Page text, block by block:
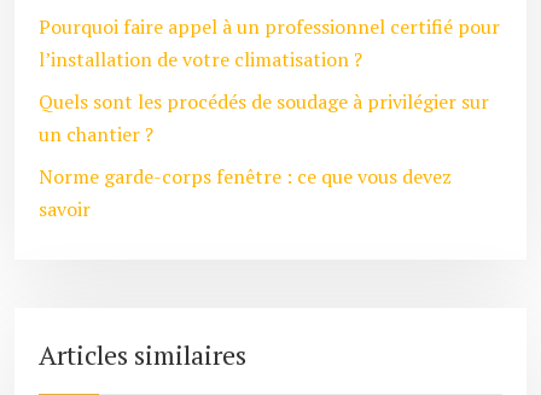
Pourquoi faire appel à un professionnel certifié pour
l’installation de votre climatisation ?
Quels sont les procédés de soudage à privilégier sur
un chantier ?
Norme garde-corps fenêtre : ce que vous devez
savoir
Articles similaires